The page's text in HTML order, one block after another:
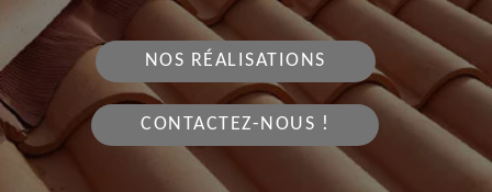
NOS RÉALISATIONS
CONTACTEZ-NOUS !